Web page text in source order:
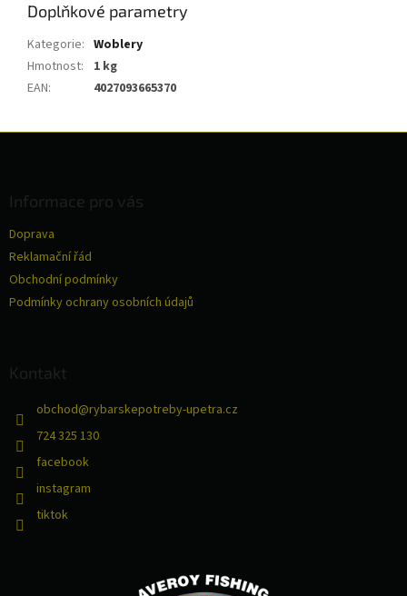
Doplňkové parametry
Kategorie: Woblery
Hmotnost:
1 kg
EAN: 4027093665370
Informace pro vás
Doprava
Reklamační řád
Obchodní podmínky
Podmínky ochrany osobních údajů
Kontakt
obchod@rybarskepotreby-upetra.cz
724 325 130
facebook
instagram
tiktok